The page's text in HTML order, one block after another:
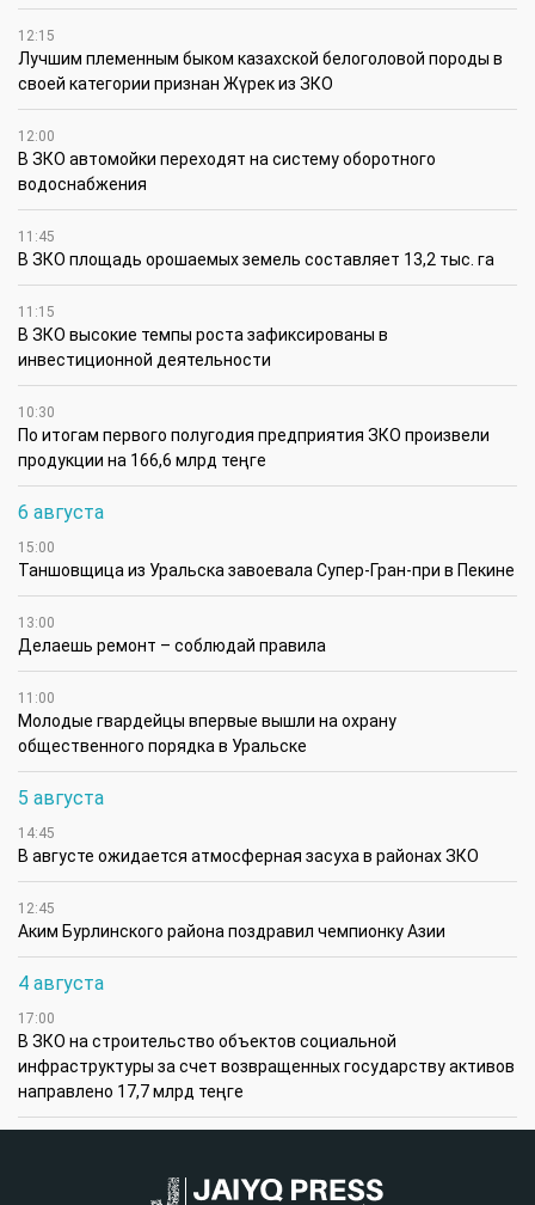
12:15
Лучшим племенным быком казахской белоголовой породы в
своей категории признан Жүрек из ЗКО
12:00
В ЗКО автомойки переходят на систему оборотного
водоснабжения
11:45
В ЗКО площадь орошаемых земель составляет 13,2 тыс. га
11:15
В ЗКО высокие темпы роста зафиксированы в
инвестиционной деятельности
10:30
По итогам первого полугодия предприятия ЗКО произвели
продукции на 166,6 млрд теңге
6 августа
15:00
Таншовщица из Уральска завоевала Супер-Гран-при в Пекине
13:00
Делаешь ремонт – соблюдай правила
11:00
Молодые гвардейцы впервые вышли на охрану
общественного порядка в Уральске
5 августа
14:45
В августе ожидается атмосферная засуха в районах ЗКО
12:45
Аким Бурлинского района поздравил чемпионку Азии
4 августа
17:00
В ЗКО на строительство объектов социальной
инфраструктуры за счет возвращенных государству активов
направлено 17,7 млрд теңге